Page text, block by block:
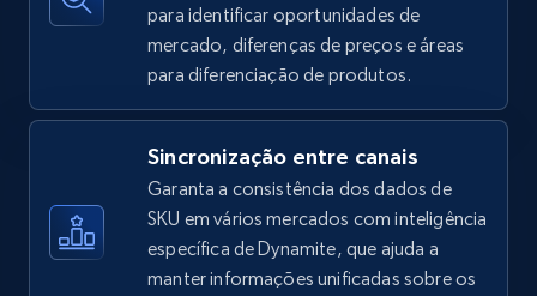
Seller reviews, Breadcrumbs, Root category, and
2.5K+ 359+ Comece agora
para identificar oportunidades de
mercado, diferenças de preços e áreas
para diferenciação de produtos.
Sincronização entre canais
Garanta a consistência dos dados de
SKU em vários mercados com inteligência
específica de Dynamite, que ajuda a
manter informações unificadas sobre os